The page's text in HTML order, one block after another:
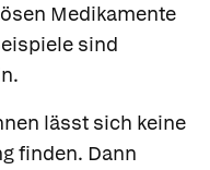
Medikamente
sind
lässt sich keine
finden. Dann